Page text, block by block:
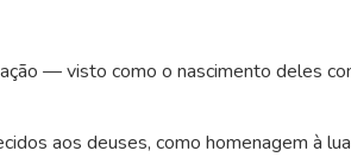
— visto como o nascimento deles
aos deuses, como homenagem à